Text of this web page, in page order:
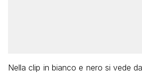
Nella clip in bianco e nero si vede